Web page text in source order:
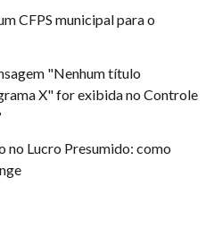
CFPS municipal para o
"Nenhum título
X" for exibida no Controle
no Lucro Presumido: como